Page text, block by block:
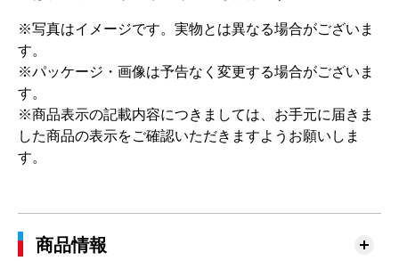
※写真はイメージです。実物とは異なる場合がございま
す。
※パッケージ・画像は予告なく変更する場合がございま
す。
※商品表示の記載内容につきましては、お手元に届きま
した商品の表示をご確認いただきますようお願いしま
す。
商品情報